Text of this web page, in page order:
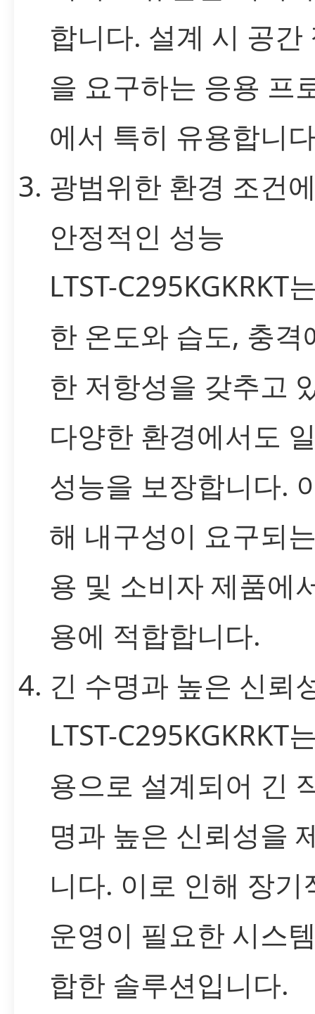
합니다. 설계 시 공간
을 요구하는 응용 프
에서 특히 유용합니
광범위한 환경 조건
안정적인 성능
LTST-C295KGKRKT
한 온도와 습도, 충격
한 저항성을 갖추고
다양한 환경에서도
성능을 보장합니다.
해 내구성이 요구되
용 및 소비자 제품에
용에 적합합니다.
긴 수명과 높은 신뢰
LTST-C295KGKRKT
용으로 설계되어 긴
명과 높은 신뢰성을
니다. 이로 인해 장기
운영이 필요한 시스
합한 솔루션입니다.